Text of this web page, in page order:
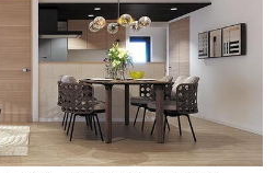
歩3分／約190m）